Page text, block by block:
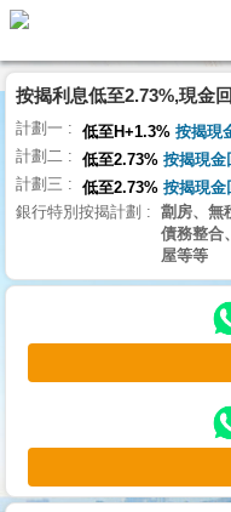
代
理
主
頁
搵
樓/
交
業
主
宅
按揭利息低至2.73%,現金
計劃一 低至H+1.3% 按揭現
計劃二 低至2.73% 按揭現金
計劃三 低至2.73% 按揭現金
銀行特別按揭計劃
劏房、無
債務整合
屋等等